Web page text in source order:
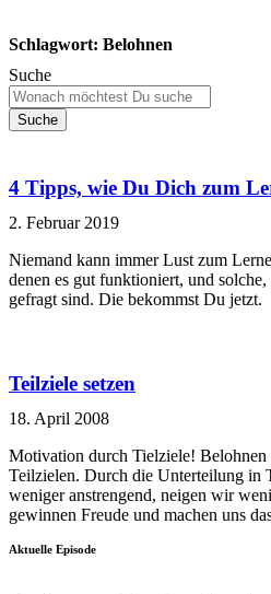
Schlagwort: Belohnen
Suche
Suche
4 Tipps, wie Du Dich zum
2. Februar 2019
Niemand kann immer Lust zum
denen es gut funktioniert, und
gefragt sind. Die bekommst Du jetzt.
Teilziele setzen
18. April 2008
Motivation durch Tielziele!
Teilzielen. Durch die Unterteilung in
weniger anstrengend, neigen wir
gewinnen Freude und machen uns
Aktuelle Episode